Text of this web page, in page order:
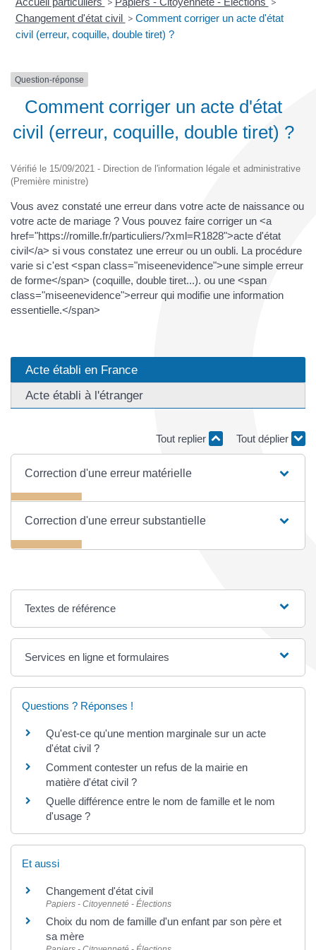
Changement d'état civil > Comment corriger un acte d'état
civil (erreur, coquille, double tiret) ?
Question-réponse
Comment corriger un acte d'état
civil (erreur, coquille, double tiret) ?
Vérifié le 15/09/2021 - Direction de l'information légale et administrative
(Première ministre)
Vous avez constaté une erreur dans votre acte de naissance ou
votre acte de mariage ? Vous pouvez faire corriger un <a
href="https://romille.fr/particuliers/?xml=R1828">acte d'état
civil</a> si vous constatez une erreur ou un oubli. La procédure
varie si c'est <span class="miseenevidence">une simple erreur
de forme</span> (coquille, double tiret...). ou une <span
class="miseenevidence">erreur qui modifie une information
essentielle.</span>
Acte établi en France
Acte établi à l'étranger
Tout replier Tout déplier
Correction d'une erreur matérielle
Correction d'une erreur substantielle
Textes de référence
Services en ligne et formulaires
Questions ? Réponses !
Qu'est-ce qu'une mention marginale sur un acte
d'état civil ?
Comment contester un refus de la mairie en
matière d'état civil ?
Quelle différence entre le nom de famille et le nom
d'usage ?
Et aussi
Changement d'état civil
Papiers - Citoyenneté - Élections
Choix du nom de famille d'un enfant par son père et
sa mère